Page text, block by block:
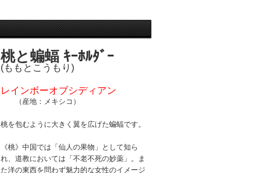
桃と蝙蝠 ｷｰﾎﾙﾀﾞｰ
(ももとこうもり)
レインボーオブシディアン
（産地：メキシコ）
桃を包むように大きく翼を広げた蝙蝠です。
《桃》中国では「仙人の果物」として知ら
れ、道教においては「不老不死の妙薬」。ま
た洋の東西を問わず魅力的な女性のイメージ